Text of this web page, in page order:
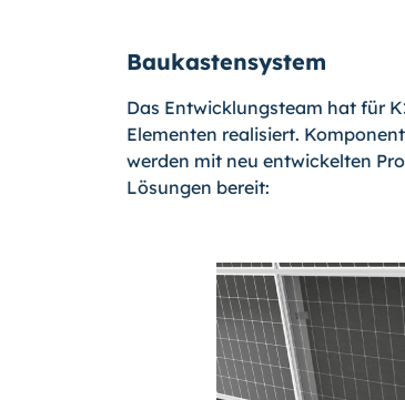
Baukastensystem
Das Entwicklungsteam hat für
Elementen realisiert.
werden mit neu entwickelten
Lösungen bereit: